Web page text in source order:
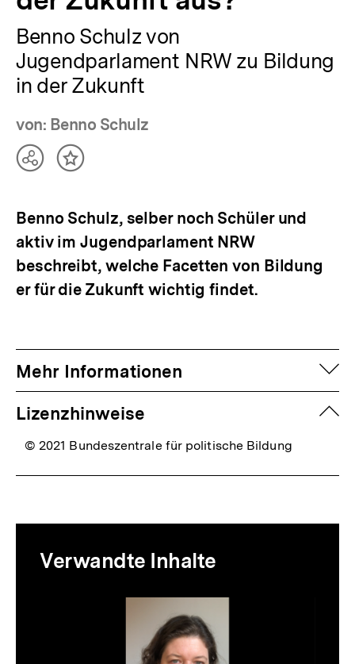
Benno Schulz von
Jugendparlament NRW zu Bildung
in der Zukunft
von: Benno Schulz
TeilenInhalt
Benno Schulz, selber noch Schüler und
aktiv im Jugendparlament NRW
beschreibt, welche Facetten von Bildung
er für die Zukunft wichtig findet.
Mehr Informationen
Lizenzhinweise
© 2021 Bundeszentrale für politische Bildung
zur
Thematik
Verwandte Inhalte